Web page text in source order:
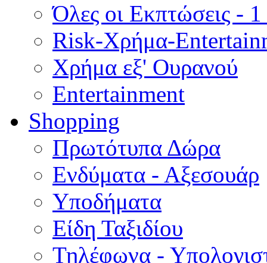
Όλες οι Εκπτώσεις -
Risk-Χρήμα-
Χρήμα εξ' Ουρανού
Entertainment
Shopping
Πρωτότυπα Δώρα
Ενδύματα - Αξεσουάρ
Υποδήματα
Είδη Ταξιδίου
Τηλέφωνα -